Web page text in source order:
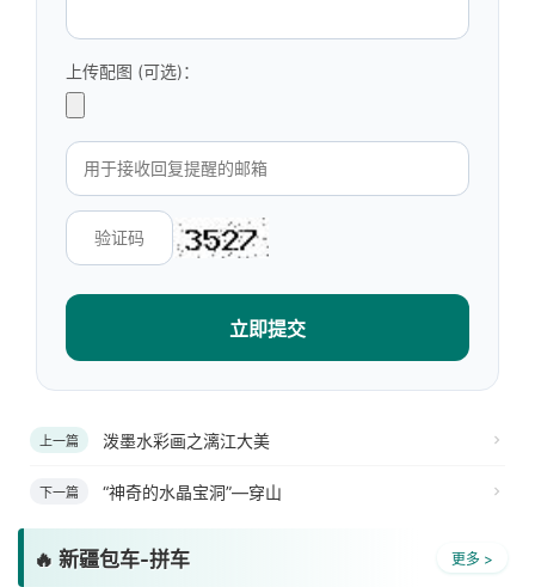
上传配图 (可选)：
立即提交
上一篇 泼墨水彩画之漓江大美
下一篇 “神奇的水晶宝洞”—穿山
🔥 新疆包车-拼车 更多 >